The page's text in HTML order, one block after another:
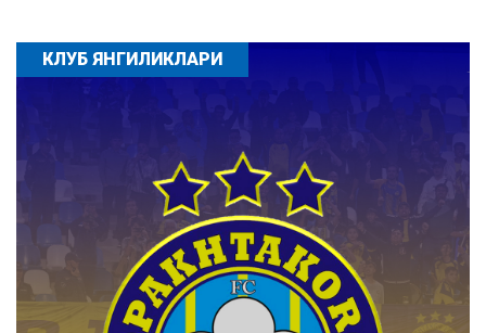
КЛУБ ЯНГИЛИКЛАРИ